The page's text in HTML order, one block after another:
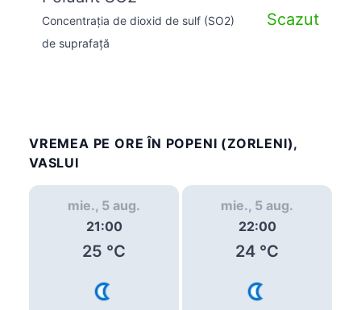
Concentrația de dioxid de sulf (SO2)
de suprafață
Scazut
VREMEA PE ORE ÎN POPENI (ZORLENI),
VASLUI
mie., 5 aug.
21:00
25 °C
mie., 5 aug.
22:00
24 °C